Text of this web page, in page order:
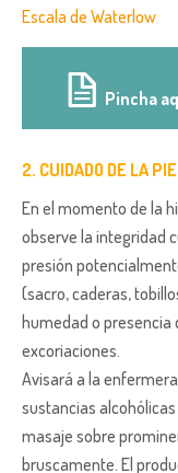
Escala de Waterlow
Pincha
2. CUIDADO DE LA
En el momento de la
observe la integridad
presión
(sacro, caderas,
humedad o presencia
excoriaciones.
Avisará a la
sustancias
masaje sobre
bruscamente. El